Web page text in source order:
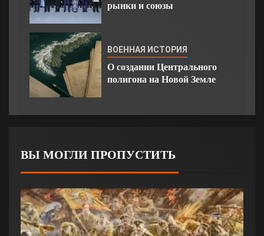
рынки и союзы
ВОЕННАЯ ИСТОРИЯ
О создании Центрального
полигона на Новой Земле
ВЫ МОГЛИ ПРОПУСТИТЬ